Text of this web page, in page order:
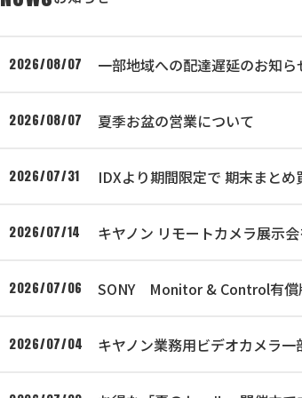
2026/08/07 一部地域への配達遅延のお知ら
2026/08/07 夏季お盆の営業について
2026/07/31 IDXより期間限定で 期末まとめ
2026/07/14 キヤノン リモートカメラ展示
2026/07/06 SONY Monitor & Control有償
2026/07/04 キヤノン業務用ビデオカメラ一